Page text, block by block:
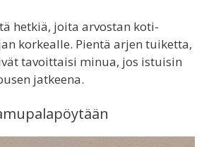
hetkiä, joita arvostan koti-
korkealle. Pientä arjen tuiketta,
tavoittaisi minua, jos istuisin
jatkeena.